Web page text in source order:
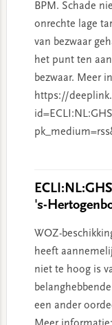
BPM. Schade
onrechte lage
van bezwaar
het punt ten
bezwaar. Meer
https://
's-
WOZ-
heeft
niet te hoog is
een ander